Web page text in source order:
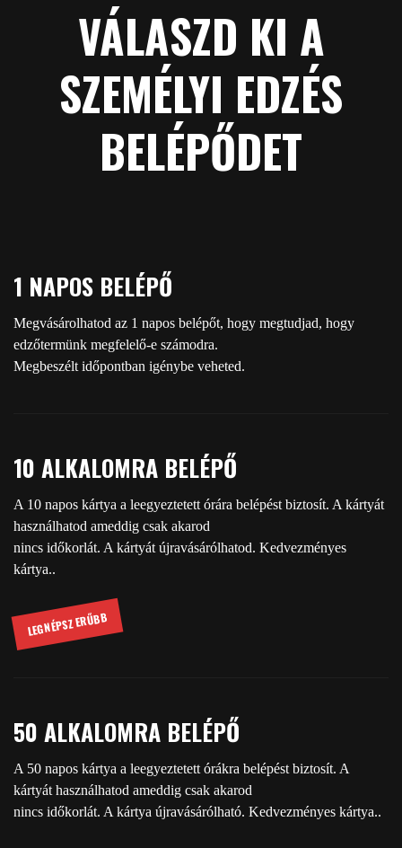
VÁLASZD KI A
SZEMÉLYI EDZÉS
BELÉPŐDET
1 NAPOS BELÉPŐ
Megvásárolhatod az 1 napos belépőt, hogy megtudjad, hogy
edzőtermünk megfelelő-e számodra.
Megbeszélt időpontban igénybe veheted.
10 ALKALOMRA BELÉPŐ
A 10 napos kártya a leegyeztetett órára belépést biztosít. A kártyát
használhatod ameddig csak akarod
nincs időkorlát. A kártyát újravásárólhatod. Kedvezményes
kártya..
LEGNÉPSZERŰBB
50 ALKALOMRA BELÉPŐ
A 50 napos kártya a leegyeztetett órákra belépést biztosít. A
kártyát használhatod ameddig csak akarod
nincs időkorlát. A kártya újravásárólható. Kedvezményes kártya..